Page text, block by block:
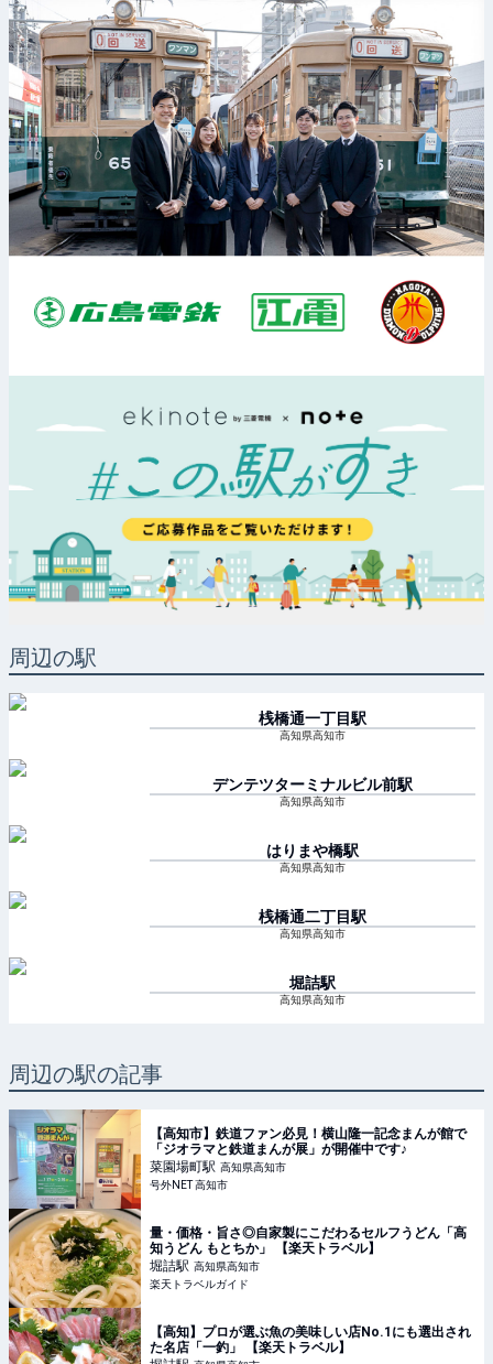
周辺の駅
桟橋通一丁目駅
高知県高知市
デンテツターミナルビル前駅
高知県高知市
はりまや橋駅
高知県高知市
桟橋通二丁目駅
高知県高知市
堀詰駅
高知県高知市
周辺の駅の記事
【高知市】鉄道ファン必見！横山隆一記念まんが館で
「ジオラマと鉄道まんが展」が開催中です♪
菜園場町駅 高知県高知市
号外NET 高知市
量・価格・旨さ◎自家製にこだわるセルフうどん「高
知うどん もとちか」 【楽天トラベル】
堀詰駅 高知県高知市
楽天トラベルガイド
【高知】プロが選ぶ魚の美味しい店No.1にも選出され
た名店「一釣」 【楽天トラベル】